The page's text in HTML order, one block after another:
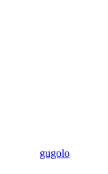
gugolo